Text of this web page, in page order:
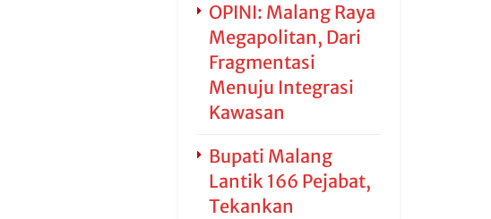
OPINI: Malang Raya
Megapolitan, Dari
Fragmentasi
Menuju Integrasi
Kawasan
Bupati Malang
Lantik 166 Pejabat,
Tekankan